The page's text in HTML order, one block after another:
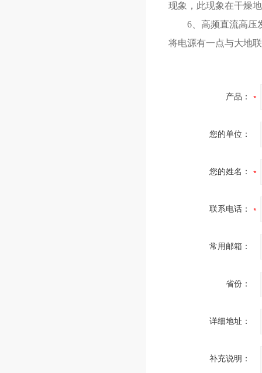
现象，此现象在干燥
6、高频直流高压发
将电源有一点与大地
产品：
您的单位：
您的姓名：
联系电话：
常用邮箱：
省份：
详细地址：
补充说明：